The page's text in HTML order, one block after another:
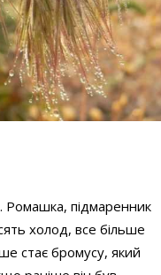
Ромашка, підмаренник
холод, все більше
стає бромусу, який